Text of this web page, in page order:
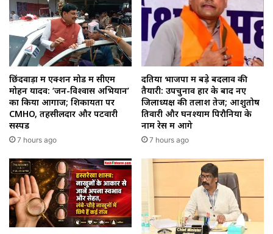
छिंदवाड़ा में एक्शन मोड में सीएम
मोहन यादव: ‘जन-विश्वास अभियान’
का किया आगाज; शिकायतों पर
CMHO, तहसीलदार और पटवारी
सस्पेंड
7 hours ago
दतिया भाजपा में बड़े बदलाव की
तैयारी: उपचुनाव हार के बाद नए
जिलाध्यक्ष की तलाश तेज; आशुतोष
तिवारी और घनश्याम पिरौनिया के
नाम रेस में आगे
7 hours ago